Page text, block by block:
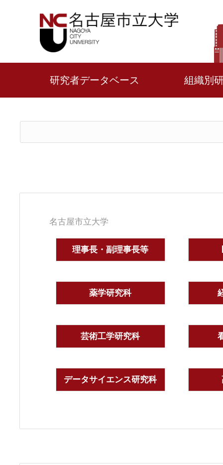
研究者データベース 組織別
名古屋市立大学
理事長・副理事長等
薬学研究科
芸術工学研究科
データサイエンス研究科